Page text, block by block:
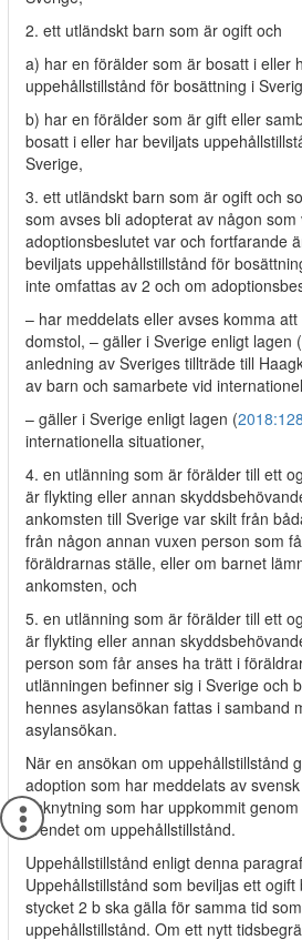
2. ett utländskt barn som är ogift och
a) har en förälder som är bosatt i eller
uppehållstillstånd för bosättning i
b) har en förälder som är gift eller
bosatt i eller har beviljats
Sverige,
3. ett utländskt barn som är ogift och
som avses bli adopterat av någon
adoptionsbeslutet var och fortfarande
beviljats uppehållstillstånd för
inte omfattas av 2 och om
– har meddelats eller avses komma
domstol, – gäller i Sverige enligt lagen (
anledning av Sveriges tillträde till
av barn och samarbete vid
– gäller i Sverige enligt lagen (
internationella situationer,
4. en utlänning som är förälder till ett
är flykting eller annan
ankomsten till Sverige var skilt från
från någon annan vuxen person som
föräldrarnas ställe, eller om barnet
ankomsten, och
5. en utlänning som är förälder till ett
är flykting eller annan
person som får anses ha trätt i
utlänningen befinner sig i Sverige och
hennes asylansökan fattas i samband
asylansökan.
När en ansökan om uppehållstillstånd
adoption som har meddelats av
anknytning som har uppkommit
ärendet om uppehållstillstånd.
Uppehållstillstånd enligt denna
Uppehållstillstånd som beviljas ett
stycket 2 b ska gälla för samma tid
uppehållstillstånd. Om ett nytt